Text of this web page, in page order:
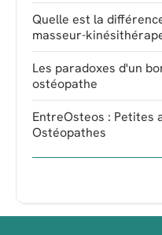
Quelle est la
masseur-
Les paradoxes d'un
ostéopathe
EntreOsteos : Petites
Ostéopathes